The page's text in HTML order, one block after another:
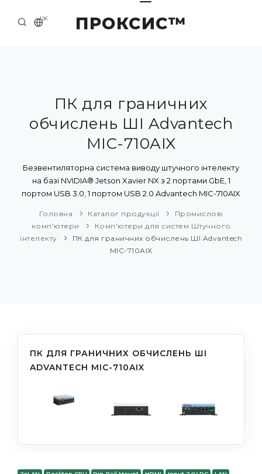
ПРОКСИС™
UK
ПРО НАС
ПРИКЛАДИ ТА РІШЕННЯ
КАТАЛОГ ПРОДУКЦІЇ
НОВИНИ
ПК для граничних
обчислень ШІ Advantech
MIC-710AIX
Безвентиляторна система виводу штучного інтелекту
на базі NVIDIA® Jetson Xavier NX з 2 портами GbE, 1
портом USB 3.0, 1 портом USB 2.0 Advantech MIC-710AIX
Головна Каталог продукції
Промислові
комп'ютери
Комп'ютери для систем Штучного
інтелекту
ПК для граничних обчислень ШІ Advantech
MIC-710AIX
ПК ДЛЯ ГРАНИЧНИХ ОБЧИСЛЕНЬ ШІ
ADVANTECH MIC-710AIX